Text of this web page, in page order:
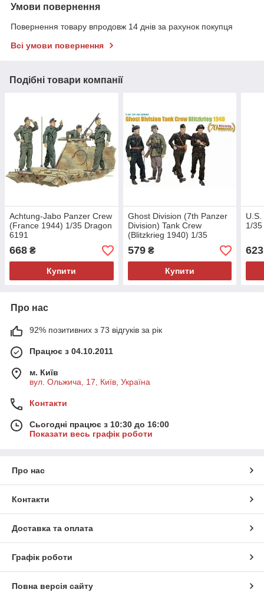
Умови повернення
Повернення товару впродовж 14 днів за рахунок покупця
Всі умови повернення
Подібні товари компанії
Achtung-Jabo Panzer Crew
(France 1944) 1/35 Dragon
6191
668 ₴
Купити
Ghost Division (7th Panzer
Division) Tank Crew
(Blitzkrieg 1940) 1/35
Dragon 6654
579₴
Купити
1/
623
Про нас
92% позитивних з 73 відгуків за рік
Працює з 04.10.2011
м. Київ
вул. Ольжича, 17, Київ, Україна
Контакти
Сьогодні працює з 10:30 до 16:00
Показати весь графік роботи
Про нас
Контакти
Доставка та оплата
Графік роботи
Повна версія сайту